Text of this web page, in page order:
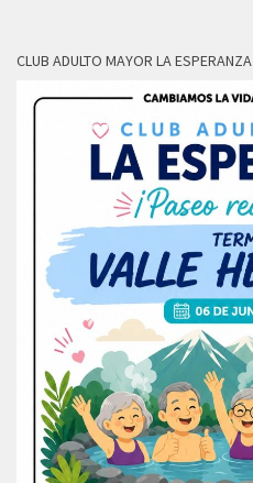
CLUB ADULTO MAYOR LA ESPERANZA